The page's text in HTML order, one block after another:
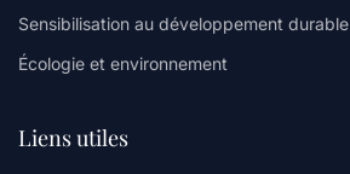
Sensibilisation au développement durable
Écologie et environnement
Liens utiles